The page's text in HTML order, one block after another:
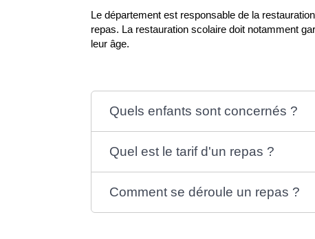
Le département est responsable de la
repas. La restauration scolaire doit notamment
leur âge.
Quels enfants sont concernés ?
Quel est le tarif d'un repas ?
Comment se déroule un repas ?